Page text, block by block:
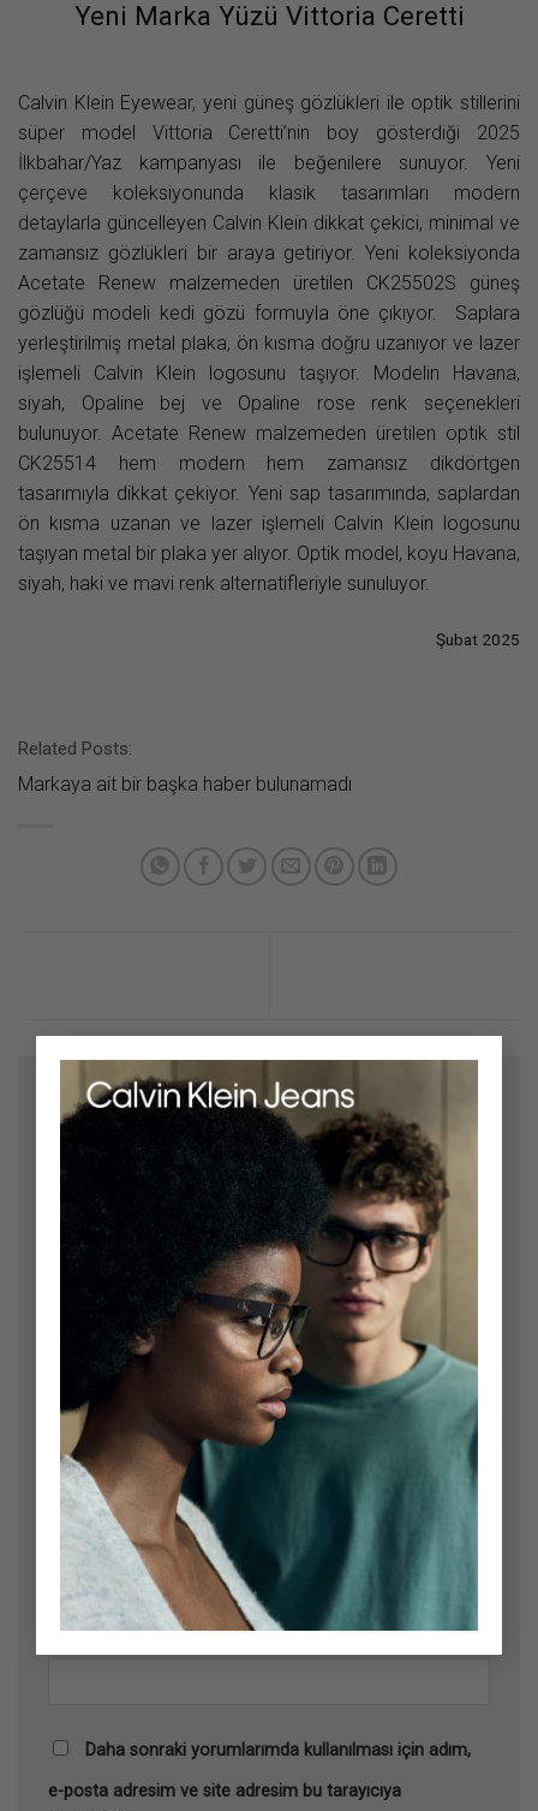
×
Yeni Marka Yüzü Vittoria Ceretti
Calvin Klein Eyewear, yeni güneş gözlükleri ile optik stillerini
süper model Vittoria Ceretti’nin boy gösterdiği 2025
İlkbahar/Yaz kampanyası ile beğenilere sunuyor. Yeni
çerçeve koleksiyonunda klasik tasarımları modern
detaylarla güncelleyen Calvin Klein dikkat çekici, minimal ve
zamansız gözlükleri bir araya getiriyor. Yeni koleksiyonda
Acetate Renew malzemeden üretilen CK25502S güneş
gözlüğü modeli kedi gözü formuyla öne çıkıyor. Saplara
yerleştirilmiş metal plaka, ön kısma doğru uzanıyor ve lazer
işlemeli Calvin Klein logosunu taşıyor. Modelin Havana,
siyah, Opaline bej ve Opaline rose renk seçenekleri
bulunuyor. Acetate Renew malzemeden üretilen optik stil
CK25514 hem modern hem zamansız dikdörtgen
tasarımıyla dikkat çekiyor. Yeni sap tasarımında, saplardan
ön kısma uzanan ve lazer işlemeli Calvin Klein logosunu
taşıyan metal bir plaka yer alıyor. Optik model, koyu Havana,
siyah, haki ve mavi renk alternatifleriyle sunuluyor.
Şubat 2025
Related Posts:
Markaya ait bir başka haber bulunamadı
Bir yanıt yazın
E-posta adresiniz yayınlanmayacak. Gerekli alanlar
ile işaretlenmişlerdir
Yorum
Ad*
*
İnternet sitesi
Daha sonraki yorumlarımda kullanılması için adım,
e-posta adresim ve site adresim bu tarayıcıya